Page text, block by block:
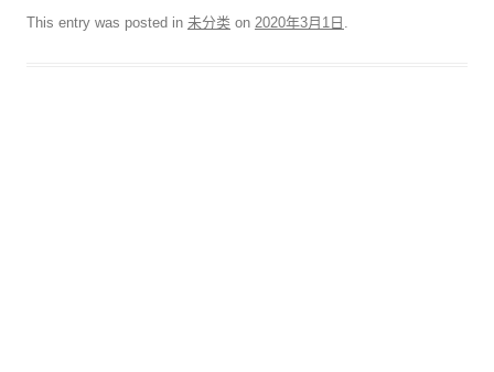
This entry was posted in 未分类 on 2020年3月1日 .